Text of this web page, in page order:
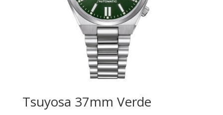
Tsuyosa 37mm Verde